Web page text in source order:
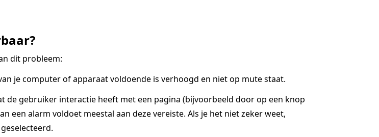
dit probleem:
je computer of apparaat voldoende is verhoogd en niet op mute staat.
de gebruiker interactie heeft met een pagina (bijvoorbeeld door op een knop
een alarm voldoet meestal aan deze vereiste. Als je het niet zeker weet,